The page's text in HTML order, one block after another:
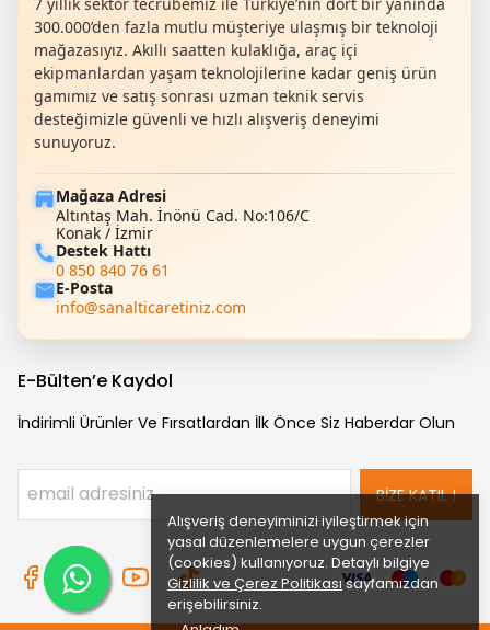
Alışveriş deneyiminizi iyileştirmek için
yasal düzenlemelere uygun çerezler
(cookies) kullanıyoruz. Detaylı bilgiye
Gizlilik ve Çerez Politikasısayfamızdan
erişebilirsiniz.
300.000’den fazla mutlu müşteriye ulaşmış bir teknoloji
mağazasıyız. Akıllı saatten kulaklığa, araç içi
ekipmanlardan yaşam teknolojilerine kadar geniş ürün
gamımız ve satış sonrası uzman teknik servis
desteğimizle güvenli ve hızlı alışveriş deneyimi
sunuyoruz.
Mağaza Adresi
Altıntaş Mah. İnönü Cad. No:106/C
Konak / İzmir
Destek Hattı
0 850 840 76 61
E-Posta
info@sanalticaretiniz.com
E-Bülten’e Kaydol
İndirimli Ürünler Ve Fırsatlardan İlk Önce Siz Haberdar Olun
BİZE KATIL !